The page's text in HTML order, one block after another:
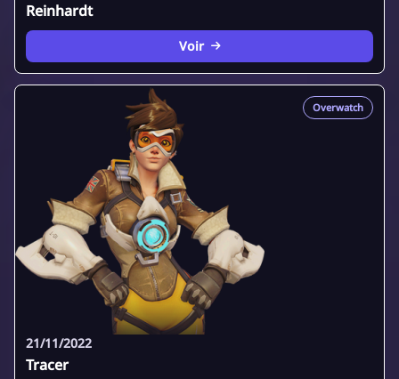
Reinhardt
Voir
Overwatch
21/11/2022
Tracer